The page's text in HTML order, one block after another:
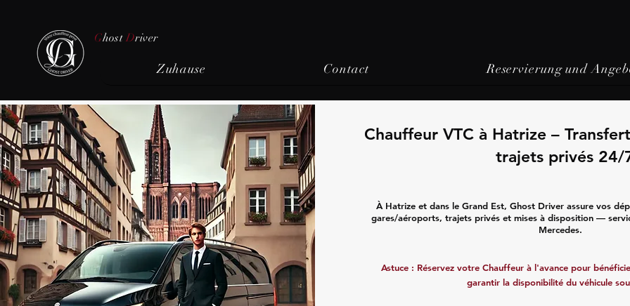
Ghost Driver
Zuhause Contact Reservierung und
Chauffeur VTC à Hatrize –
trajets privés 24/
À Hatrize et dans le Grand Est, Ghost Driver assure vos
gares/aéroports, trajets privés et mises à disposition —
Mercedes.
Astuce : Réservez votre Chauffeur à l'avance pour
garantir la disponibilité du véhicule